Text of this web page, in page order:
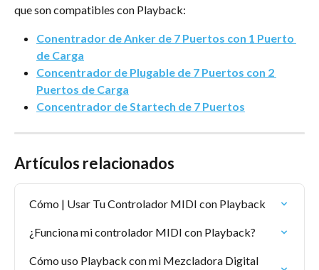
que son compatibles con Playback:
Conentrador de Anker de 7 Puertos con 1 Puerto
de Carga
Concentrador de Plugable de 7 Puertos con 2
Puertos de Carga
Concentrador de Startech de 7 Puertos
Artículos relacionados
Cómo | Usar Tu Controlador MIDI con Playback
¿Funciona mi controlador MIDI con Playback?
Cómo uso Playback con mi Mezcladora Digital